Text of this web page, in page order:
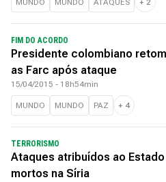
MUNDO MUNDO ATAQUES + 2
FIM DO ACORDO
Presidente colombiano
as Farc após ataque
15/04/2015 - 18h54min
MUNDO MUNDO PAZ + 4
TERRORISMO
Ataques atribuídos ao
mortos na Síria